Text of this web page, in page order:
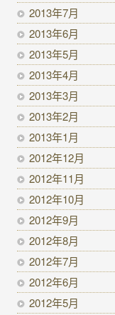
2013年7月
2013年6月
2013年5月
2013年4月
2013年3月
2013年2月
2013年1月
2012年12月
2012年11月
2012年10月
2012年9月
2012年8月
2012年7月
2012年6月
2012年5月